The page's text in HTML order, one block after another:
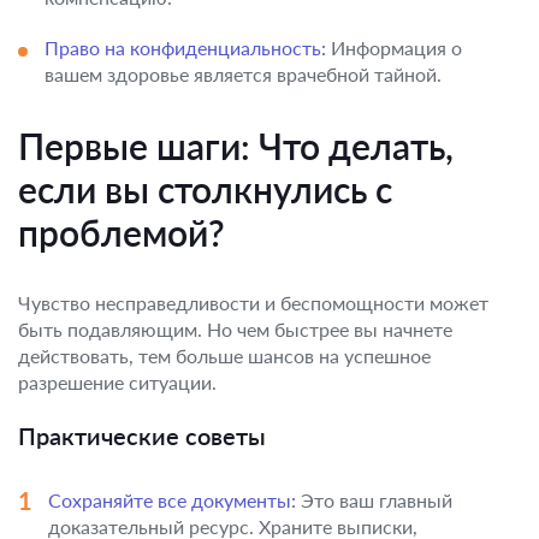
Право на конфиденциальность: Информация о
вашем здоровье является врачебной тайной.
Первые шаги: Что делать,
если вы столкнулись с
проблемой?
Чувство несправедливости и беспомощности может
быть подавляющим. Но чем быстрее вы начнете
действовать, тем больше шансов на успешное
разрешение ситуации.
Практические советы
Сохраняйте все документы: Это ваш главный
доказательный ресурс. Храните выписки,